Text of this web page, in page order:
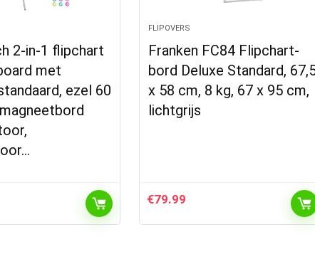
2-in-1 flipchart
met
ezel 60
FLIPOVERS
Franken FC84 Flipchart-
bord Deluxe Standard,
x 58 cm, 8 kg, 67 x 95 cm,
lichtgrijs
€79.99